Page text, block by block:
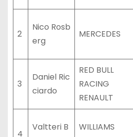
2
Nico Rosb
erg
MERCEDES
3
Daniel Ric
ciardo
RED BULL
RACING
RENAULT
4
Valtteri B
WILLIAMS